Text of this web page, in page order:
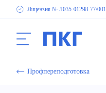
Лицензия № Л035-01298-77/
Профпереподготовка